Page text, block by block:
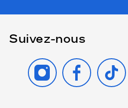
Suivez-nous
INSTAGRAMFACEBOOK
TIKTOK